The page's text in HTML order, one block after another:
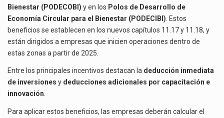
Bienestar (PODECOBI) y en los Polos de Desarrollo de
Economía Circular para el Bienestar (PODECIBI) . Estos
beneficios se establecen en los nuevos capítulos 11.17 y 11.18, y
están dirigidos a empresas que inicien operaciones dentro de
estas zonas a partir de 2025.
Entre los principales incentivos destacan la deducción inmediata
de inversiones y deducciones adicionales por capacitación e
innovación
Para aplicar estos beneficios, las empresas deberán calcular el